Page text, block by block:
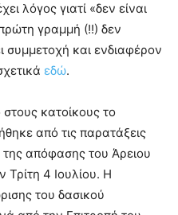
λόγος γιατί «δεν είναι
γραμμή (!!) δεν
συμμετοχή και ενδιαφέρον
εδώ.
στους κατοίκους το
από τις παρατάξεις
απόφασης του Άρειου
Τρίτη 4 Ιουλίου. Η
του δασικού